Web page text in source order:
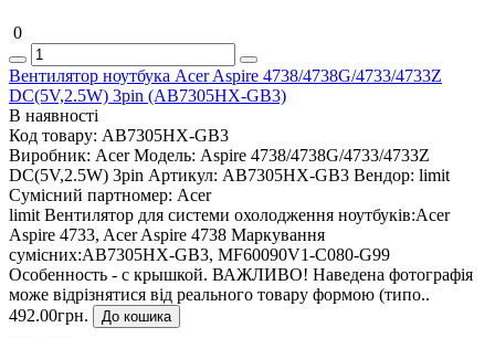
0
Вентилятор ноутбука Acer Aspire 4738/4738G/4733/4733Z
DC(5V,2.5W) 3pin (AB7305HX-GB3)
В наявності
Код товару: AB7305HX-GB3
Виробник: Acer Модель: Aspire 4738/4738G/4733/4733Z
DC(5V,2.5W) 3pin Артикул: AB7305HX-GB3 Вендор: limit
Сумісний партномер: Acer
limit Вентилятор для системи охолодження ноутбуків:Acer
Aspire 4733, Acer Aspire 4738 Маркування
сумісних:AB7305HX-GB3, MF60090V1-C080-G99
Особенность - с крышкой. ВАЖЛИВО! Наведена фотографія
може відрізнятися від реального товару формою (типо..
492.00грн.
До кошика